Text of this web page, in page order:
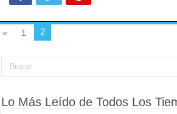
« 1 2
Lo Más Leído de Todos Los